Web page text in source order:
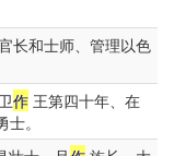
长和士师、管理以色
作 王第四十年、在
。